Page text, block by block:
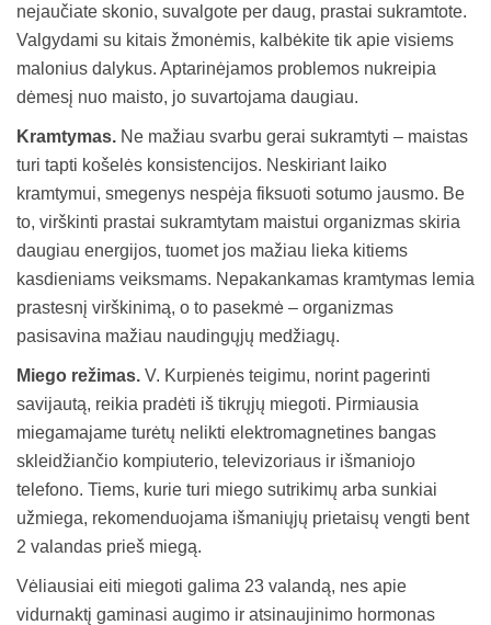
nejaučiate skonio, suvalgote per daug, prastai sukramtote.
Valgydami su kitais žmonėmis, kalbėkite tik apie visiems
malonius dalykus. Aptarinėjamos problemos nukreipia
dėmesį nuo maisto, jo suvartojama daugiau.
Kramtymas. Ne mažiau svarbu gerai sukramtyti – maistas
turi tapti košelės konsistencijos. Neskiriant laiko
kramtymui, smegenys nespėja fiksuoti sotumo jausmo. Be
to, virškinti prastai sukramtytam maistui organizmas skiria
daugiau energijos, tuomet jos mažiau lieka kitiems
kasdieniams veiksmams. Nepakankamas kramtymas lemia
prastesnį virškinimą, o to pasekmė – organizmas
pasisavina mažiau naudingųjų medžiagų.
Miego režimas. V. Kurpienės teigimu, norint pagerinti
savijautą, reikia pradėti iš tikrųjų miegoti. Pirmiausia
miegamajame turėtų nelikti elektromagnetines bangas
skleidžiančio kompiuterio, televizoriaus ir išmaniojo
telefono. Tiems, kurie turi miego sutrikimų arba sunkiai
užmiega, rekomenduojama išmaniųjų prietaisų vengti bent
2 valandas prieš miegą.
Vėliausiai eiti miegoti galima 23 valandą, nes apie
vidurnaktį gaminasi augimo ir atsinaujinimo hormonas